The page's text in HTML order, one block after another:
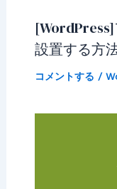
設置する方
コメントする /